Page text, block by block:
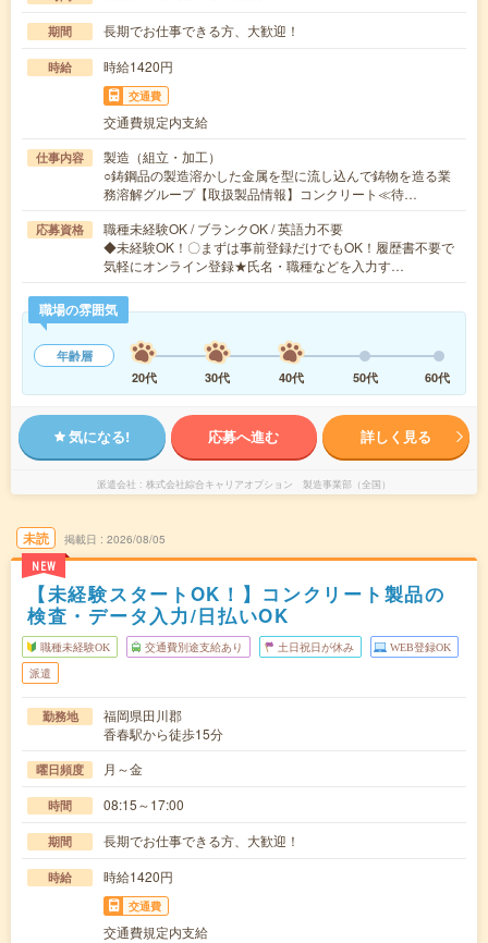
期間 長期でお仕事できる方、大歓迎！
時給 時給1420円
交通費
交通費規定内支給
仕事内容
製造（組立・加工）
○鋳鋼品の製造溶かした金属を型に流し込んで鋳物を造る業
務溶解グループ【取扱製品情報】コンクリート≪待…
応募資格
職種未経験OK / ブランクOK / 英語力不要
◆未経験OK！〇まずは事前登録だけでもOK！履歴書不要で
気軽にオンライン登録★氏名・職種などを入力す…
職場の雰囲気
年齢層
20代
30代 40代 50代 60代
気になる! 応募へ進む 詳しく見る
派遣会社 株式会社綜合キャリアオプション 製造事業部（全国）
未読
NEW
掲載日 2026/08/05
【未経験スタートOK！】コンクリート製品の
検査・データ入力/日払いOK
職種未経験OK 交通費別途支給あり 土日祝日が休み WEB登録OK
派遣
勤務地
福岡県田川郡
香春駅から徒歩15分
曜日頻度 月～金
時間 08:15～17:00
期間 長期でお仕事できる方、大歓迎！
時給 時給1420円
交通費
交通費規定内支給